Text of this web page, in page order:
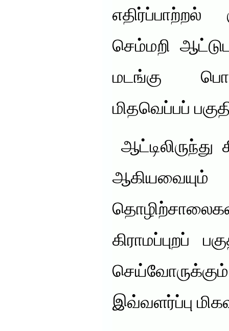
எதிர்ப்பாற்றல்
செம்மறி
மடங்கு
மிதவெப்பப்
கிராமப்புறப்
இவ்வளர்ப்பு